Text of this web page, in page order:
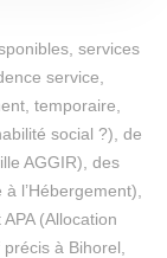
services
service,
temporaire,
social ?), de
AGGIR), des
l’Hébergement),
(Allocation
à Bihorel,